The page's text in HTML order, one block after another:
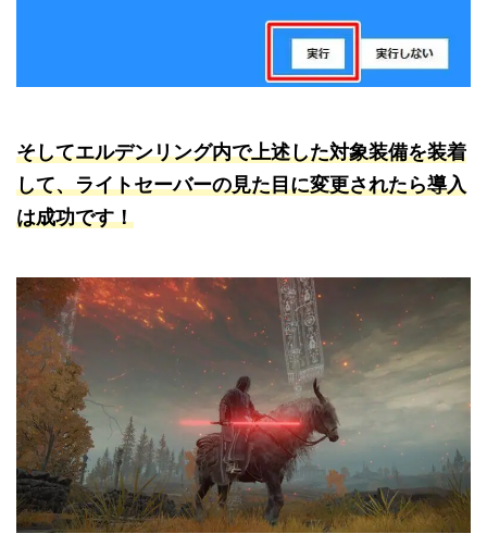
そしてエルデンリング内で上述した対象装備を装着
して、ライトセーバーの見た目に変更されたら導入
は成功です！